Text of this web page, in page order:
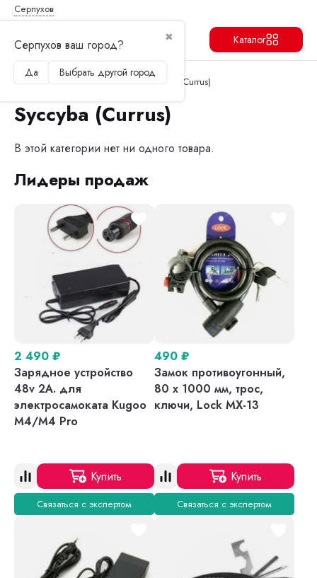
Серпухов
✖
Серпухов ваш город?
Да Выбрать другой город
Каталог
Главная Электроскутеры Syccyba (Currus)
Syccyba (Currus)
В этой категории нет ни одного товара.
Лидеры продаж
2 490 ₽
Зарядное устройство
48v 2A. для
электросамоката Kugoo
M4/M4 Pro
Купить
Связаться с экспертом
490 ₽
Замок противоугонный,
80 х 1000 мм, трос,
ключи, Lock MX-13
Купить
Связаться с экспертом
Продолжить Перейти в корзину